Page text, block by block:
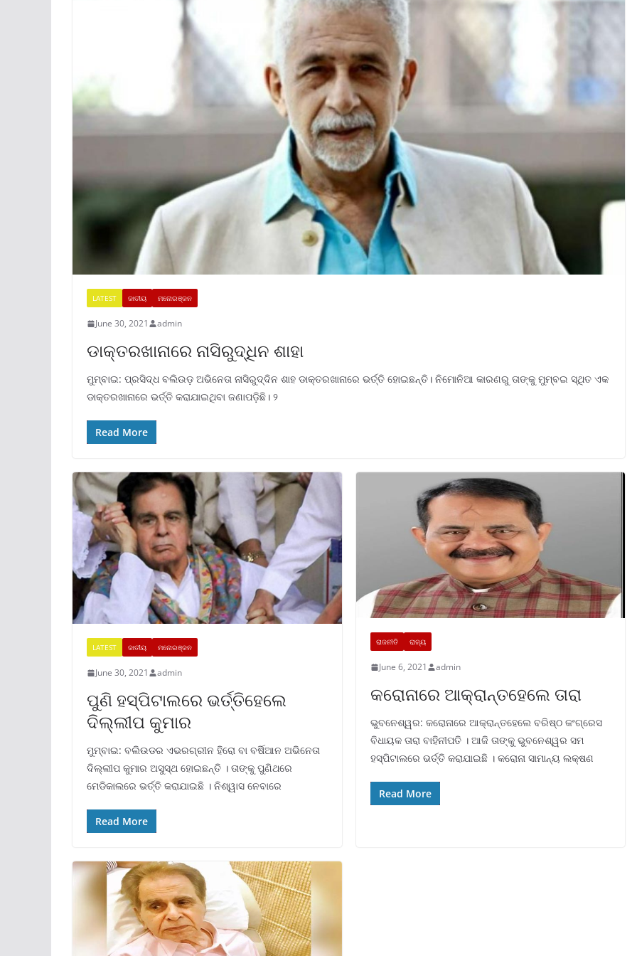
LATEST ଜାତୀୟ ମନୋରଞ୍ଜନ
June 30, 2021 admin
ଡାକ୍ତରଖାନାରେ ନାସିରୁଦ୍ଧିନ ଶାହା
ମୁମ୍ବାଇ: ପ୍ରସିଦ୍ଧ ବଲିଉଡ଼ ଅଭିନେତା ନାସିରୁଦ୍ଦିନ ଶାହ ଡାକ୍ତରଖାନାରେ ଭର୍ତ୍ତି ହୋଇଛନ୍ତି। ନିମୋନିଆ କାରଣରୁ ତାଙ୍କୁ ମୁମ୍ବଇ ସ୍ଥିତ ଏକ
ଡାକ୍ତରଖାନାରେ ଭର୍ତ୍ତି କରାଯାଇଥିବା ଜଣାପଡ଼ିଛି। ୨
Read More
LATEST ଜାତୀୟ ମନୋରଞ୍ଜନ
June 30, 2021 admin
ପୁଣି ହସ୍ପିଟାଲରେ ଭର୍ତ୍ତିହେଲେ
ଦିଲ୍ଲୀପ କୁମାର
ମୁମ୍ବାଇ: ବଲିଉଡର ଏଭରଗ୍ରୀନ ହିରୋ ବା ବର୍ଷିଆନ ଅଭିନେତା
ଦିଲ୍ଲୀପ କୁମାର ଅସୁସ୍ଥ ହୋଇଛନ୍ତି । ତାଙ୍କୁ ପୁଣିଥରେ
ମେଡିକାଲରେ ଭର୍ତ୍ତି କରାଯାଇଛି । ନିଶ୍ୱାସ ନେବାରେ
Read More
ରାଜନୀତି ରାଜ୍ୟ
June 6, 2021 admin
କରୋନାରେ ଆକ୍ରାନ୍ତହେଲେ ତାରା
ଭୁବନେଶ୍ୱର: କରୋନାରେ ଆକ୍ରାନ୍ତହେଲେ ବରିଷ୍ଠ କଂଗ୍ରେସ
ବିଧାୟକ ତାରା ବାହିନୀପତି । ଆଜି ତାଙ୍କୁ ଭୁବନେଶ୍ୱର ସମ
ହସ୍ପିଟାଲରେ ଭର୍ତ୍ତି କରାଯାଇଛି । କରୋନା ସାମାନ୍ୟ ଲକ୍ଷଣ
Read More